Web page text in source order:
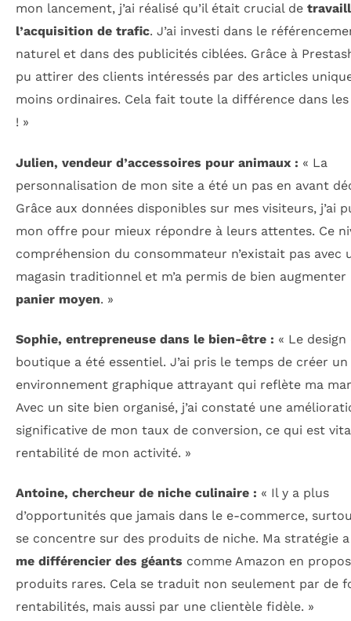
mon lancement, j’ai réalisé qu’il était crucial de
l’acquisition de trafic. J’ai investi dans le
naturel et dans des publicités ciblées. Grâce à
pu attirer des clients intéressés par des articles
moins ordinaires. Cela fait toute la différence dans
! »
Julien, vendeur d’accessoires pour animaux : « La
personnalisation de mon site a été un pas en avant
Grâce aux données disponibles sur mes visiteurs, j’ai
mon offre pour mieux répondre à leurs attentes. Ce
compréhension du consommateur n’existait pas avec
magasin traditionnel et m’a permis de bien augmenter
panier moyen. »
Sophie, entrepreneuse dans le bien-être : « Le design
boutique a été essentiel. J’ai pris le temps de créer un
environnement graphique attrayant qui reflète ma
Avec un site bien organisé, j’ai constaté une
significative de mon taux de conversion, ce qui est
rentabilité de mon activité. »
Antoine, chercheur de niche culinaire : « Il y a plus
d’opportunités que jamais dans le e-commerce,
se concentre sur des produits de niche. Ma stratégie
me différencier des géants comme Amazon en
produits rares. Cela se traduit non seulement par de
rentabilités, mais aussi par une clientèle fidèle. »